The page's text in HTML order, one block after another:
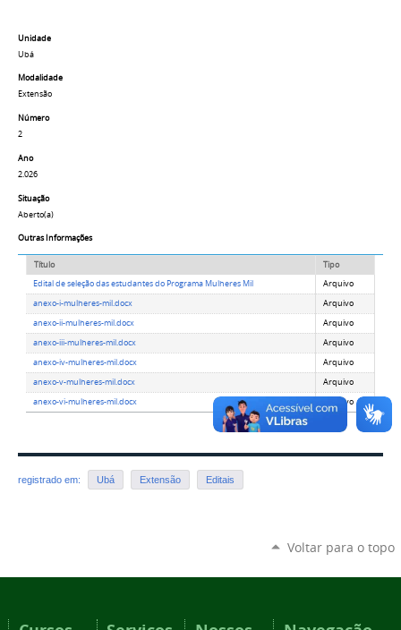
Unidade
Ubá
Modalidade
Extensão
Número
2
Ano
2.026
Situação
Aberto(a)
Outras Informações
Título
Tipo
Edital de seleção das estudantes do Programa Mulheres Mil
Arquivo
anexo-i-mulheres-mil.docx
Arquivo
anexo-ii-mulheres-mil.docx
Arquivo
anexo-iii-mulheres-mil.docx
Arquivo
anexo-iv-mulheres-mil.docx
Arquivo
anexo-v-mulheres-mil.docx
Arquivo
anexo-vi-mulheres-mil.docx
Arquivo
registrado em: Ubá Extensão Editais
Voltar para o topo